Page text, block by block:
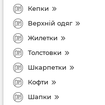
Кепки
Верхній одяг
Жилетки
Толстовки
Шкарпетки
Кофти
Шапки